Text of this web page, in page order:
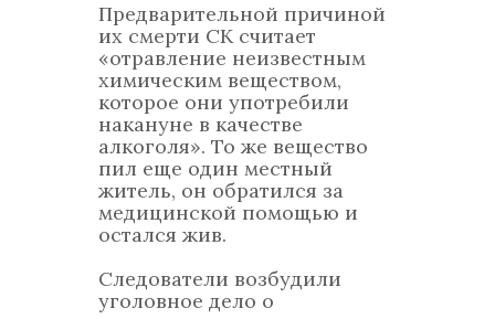
Предварительной причиной
их смерти СК считает
«отравление неизвестным
химическим веществом,
которое они употребили
накануне в качестве
алкоголя». То же вещество
пил еще один местный
житель, он обратился за
медицинской помощью и
остался жив.
Следователи возбудили
уголовное дело о